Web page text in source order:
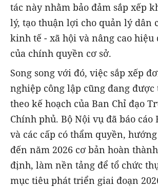
tác này nhằm bảo đảm sắp xếp
lý, tạo thuận lợi cho quản lý dân
kinh tế - xã hội và nâng cao hiệu
của chính quyền cơ sở.
Song song với đó, việc sắp xếp
nghiệp công lập cũng đang
theo kế hoạch của Ban Chỉ đạo
Chính phủ. Bộ Nội vụ đã báo cáo
và các cấp có thẩm quyền,
đến năm 2026 cơ bản hoàn
định, làm nền tảng để tổ chức
mục tiêu phát triển giai đoạn